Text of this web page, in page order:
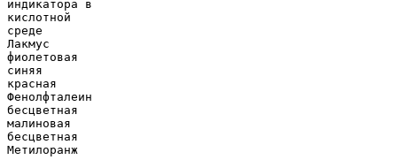
индикатора в
кислотной
среде
Лакмус
фиолетовая
синяя
красная
Фенолфталеин
бесцветная
малиновая
бесцветная
Метилоранж